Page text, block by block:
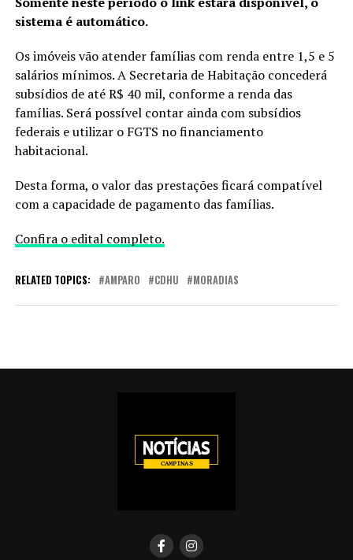
sistema é automático.
Os imóveis vão atender famílias com renda entre 1,5 e 5
salários mínimos. A Secretaria de Habitação concederá
subsídios de até R$ 40 mil, conforme a renda das
famílias. Será possível contar ainda com subsídios
federais e utilizar o FGTS no financiamento
habitacional.
Desta forma, o valor das prestações ficará compatível
com a capacidade de pagamento das famílias.
Confira o edital completo.
RELATED TOPICS: AMPARO CDHU MORADIAS